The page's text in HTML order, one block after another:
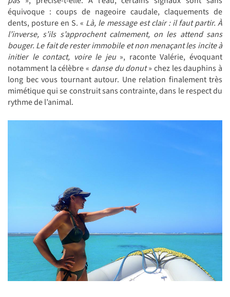
équivoque : coups de nageoire caudale, claquements de
dents, posture en S. « Là, le message est clair : il faut partir. À
l’inverse, s’ils s’approchent calmement, on les attend sans
bouger. Le fait de rester immobile et non menaçant les incite à
initier le contact, voire le jeu», raconte Valérie, évoquant
notamment la célèbre « danse du donut» chez les dauphins à
long bec vous tournant autour. Une relation finalement très
mimétique qui se construit sans contrainte, dans le respect du
rythme de l’animal.